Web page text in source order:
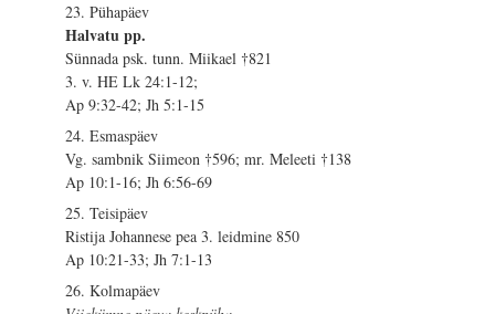
23. Pühapäev
Halvatu pp.
Sünnada psk. tunn. Miikael †821
3. v. HE Lk 24:1-12;
Ap 9:32-42; Jh 5:1-15
24. Esmaspäev
Vg. sambnik Siimeon †596; mr. Meleeti †138
Ap 10:1-16; Jh 6:56-69
25. Teisipäev
Ristija Johannese pea 3. leidmine 850
Ap 10:21-33; Jh 7:1-13
26. Kolmapäev